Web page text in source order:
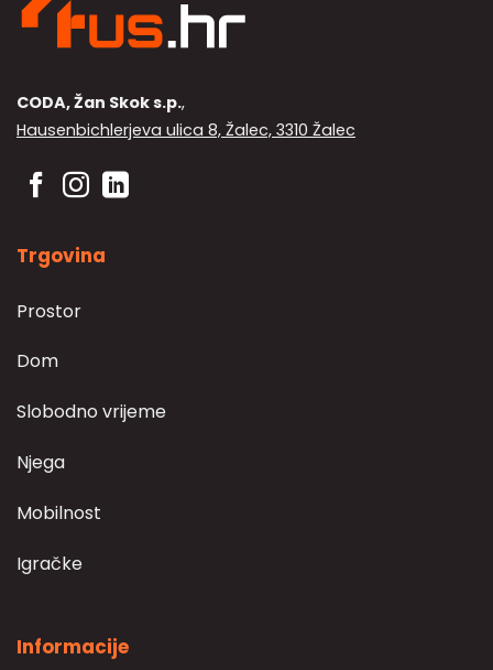
CODA, Žan Skok s.p.,
Hausenbichlerjeva ulica 8, Žalec, 3310 Žalec
Trgovina
Prostor
Dom
Slobodno vrijeme
Njega
Mobilnost
Igračke
Informacije